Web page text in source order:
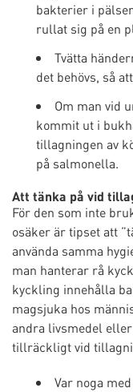
bakterier i
rullat sig på en
Tvätta
det behövs, så
Om man vid
kommit ut i
tillagningen av
på salmonella.
Att tänka på vid
För den som inte
osäker är tipset att
använda samma
man hanterar rå
kyckling innehålla
magsjuka hos
andra livsmedel
tillräckligt vid
Var noga